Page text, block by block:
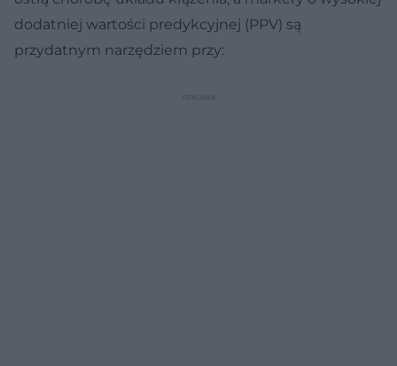
dodatniej wartości predykcyjnej (PPV) są
przydatnym narzędziem przy: